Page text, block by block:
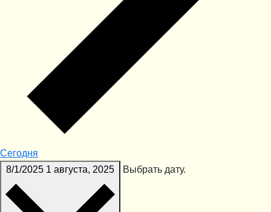
Cегодня
8/1/2025 1 августа, 2025 Выбрать дату.